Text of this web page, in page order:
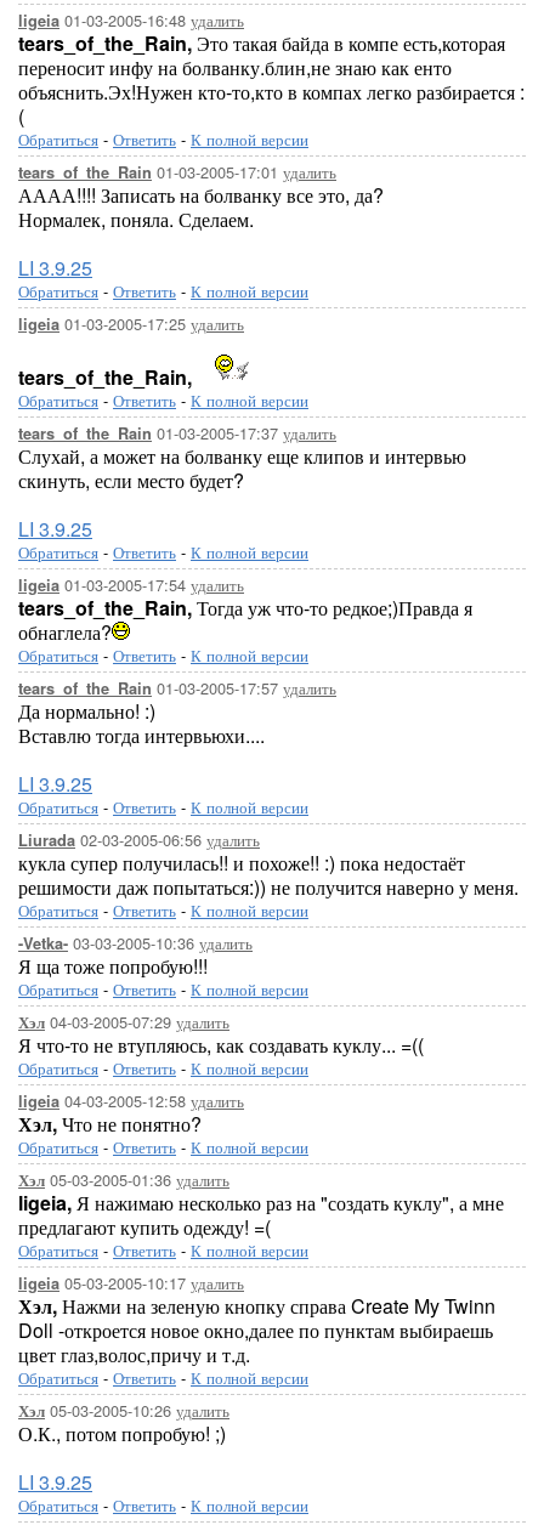
ligeia 01-03-2005-16:48 удалить
tears_of_the_Rain,Это такая байда в компе есть,которая
переносит инфу на болванку.блин,не знаю как енто
объяснить.Эх!Нужен кто-то,кто в компах легко разбирается :
(
Обратиться - Ответить - К полной версии
tears_of_the_Rain 01-03-2005-17:01 удалить
АААА!!!! Записать на болванку все это, да?
Нормалек, поняла. Сделаем.
LI 3.9.25
Обратиться - Ответить - К полной версии
ligeia 01-03-2005-17:25 удалить
tears_of_the_Rain,
Обратиться - Ответить - К полной версии
tears_of_the_Rain 01-03-2005-17:37 удалить
Слухай, а может на болванку еще клипов и интервью
скинуть, если место будет?
LI 3.9.25
Обратиться - Ответить - К полной версии
ligeia 01-03-2005-17:54 удалить
tears_of_the_Rain,Тогда уж что-то редкое;)Правда я
обнаглела?
Обратиться - Ответить - К полной версии
tears_of_the_Rain 01-03-2005-17:57 удалить
Да нормально! :)
Вставлю тогда интервьюхи....
LI 3.9.25
Обратиться - Ответить - К полной версии
Liurada 02-03-2005-06:56 удалить
кукла супер получилась!! и похоже!! :) пока недостаёт
решимости даж попытаться:)) не получится наверно у меня.
Обратиться - Ответить - К полной версии
-Vetka- 03-03-2005-10:36 удалить
Я ща тоже попробую!!!
Обратиться - Ответить - К полной версии
Хэл 04-03-2005-07:29 удалить
Я что-то не втупляюсь, как создавать куклу... =((
Обратиться - Ответить - К полной версии
ligeia 04-03-2005-12:58 удалить
Хэл,Что не понятно?
Обратиться - Ответить - К полной версии
Хэл 05-03-2005-01:36 удалить
ligeia,Я нажимаю несколько раз на "создать куклу", а мне
предлагают купить одежду! =(
Обратиться - Ответить - К полной версии
ligeia 05-03-2005-10:17 удалить
Хэл,Нажми на зеленую кнопку справа Create My Twinn
Doll -откроется новое окно,далее по пунктам выбираешь
цвет глаз,волос,причу и т.д.
Обратиться - Ответить - К полной версии
Хэл 05-03-2005-10:26 удалить
О.К., потом попробую! ;)
LI 3.9.25
Обратиться - Ответить - К полной версии